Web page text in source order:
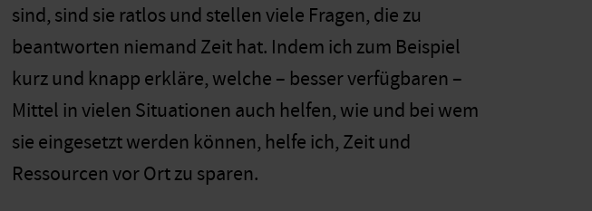
sind, sind sie ratlos und stellen viele Fragen, die zu
beantworten niemand Zeit hat. Indem ich zum Beispiel
kurz und knapp erkläre, welche – besser verfügbaren –
Mittel in vielen Situationen auch helfen, wie und bei wem
sie eingesetzt werden können, helfe ich, Zeit und
Ressourcen vor Ort zu sparen.